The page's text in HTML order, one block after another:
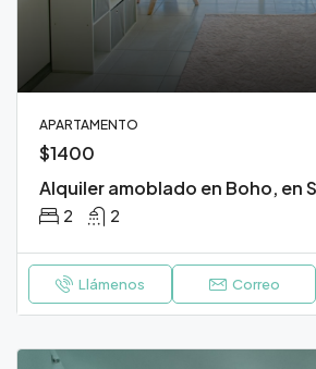
APARTAMENTO
$1400
Alquiler amoblado en Boho, en
2 2
Llámenos Correo